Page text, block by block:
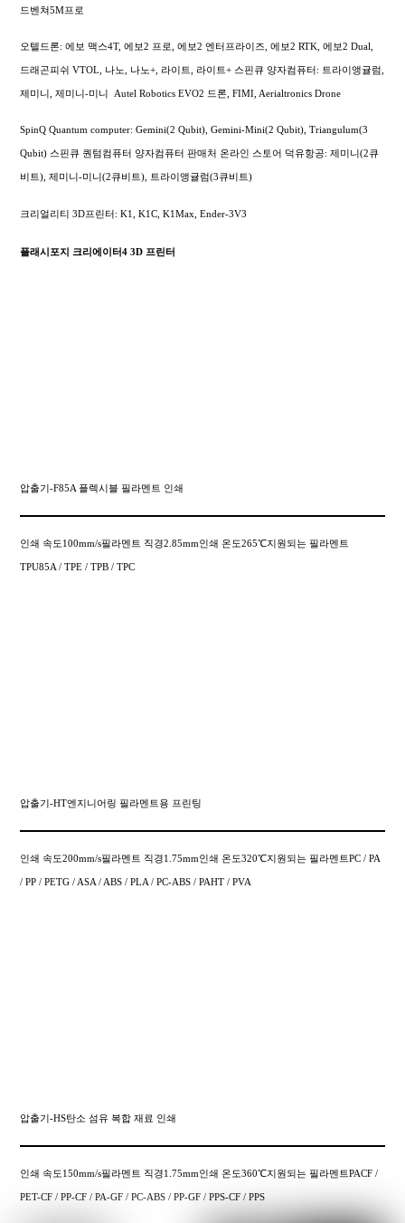
드벤쳐5M프로
오텔드론: 에보 맥스4T, 에보2 프로, 에보2 엔터프라이즈, 에보2 RTK, 에보2 Dual,
드래곤피쉬 VTOL, 나노, 나노+, 라이트, 라이트+ 스핀큐 양자컴퓨터: 트라이앵귤럼,
제미니, 제미니-미니 Autel Robotics EVO2 드론, FIMI, Aerialtronics Drone
SpinQ Quantum computer: Gemini(2 Qubit), Gemini-Mini(2 Qubit), Triangulum(3
Qubit) 스핀큐 퀀텀컴퓨터 양자컴퓨터 판매처 온라인 스토어 덕유항공: 제미니(2큐
비트), 제미니-미니(2큐비트), 트라이앵귤럼(3큐비트)
크리얼리티 3D프린터: K1, K1C, K1Max, Ender-3V3
플래시포지 크리에이터4 3D 프린터
압출기-F85A 플렉시블 필라멘트 인쇄
인쇄 속도100mm/s필라멘트 직경2.85mm인쇄 온도265℃지원되는 필라멘트
TPU85A / TPE / TPB / TPC
압출기-HT엔지니어링 필라멘트용 프린팅
인쇄 속도200mm/s필라멘트 직경1.75mm인쇄 온도320℃지원되는 필라멘트PC / PA
/ PP / PETG / ASA / ABS / PLA / PC-ABS / PAHT / PVA
압출기-HS탄소 섬유 복합 재료 인쇄
인쇄 속도150mm/s필라멘트 직경1.75mm인쇄 온도360℃지원되는 필라멘트PACF /
PET-CF / PP-CF / PA-GF / PC-ABS / PP-GF / PPS-CF / PPS